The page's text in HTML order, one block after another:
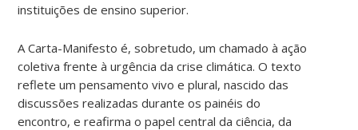
instituições de ensino superior.
A Carta-Manifesto é, sobretudo, um chamado à ação
coletiva frente à urgência da crise climática. O texto
reflete um pensamento vivo e plural, nascido das
discussões realizadas durante os painéis do
encontro, e reafirma o papel central da ciência, da